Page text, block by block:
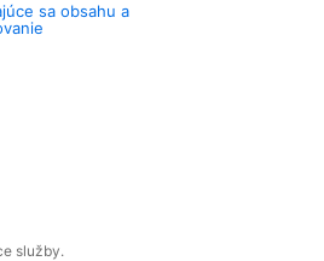
sa obsahu a
služby.